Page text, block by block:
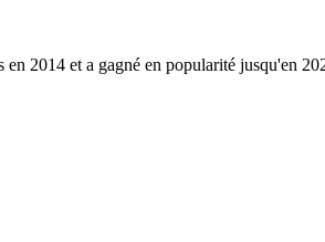
2014 et a gagné en popularité jusqu'en